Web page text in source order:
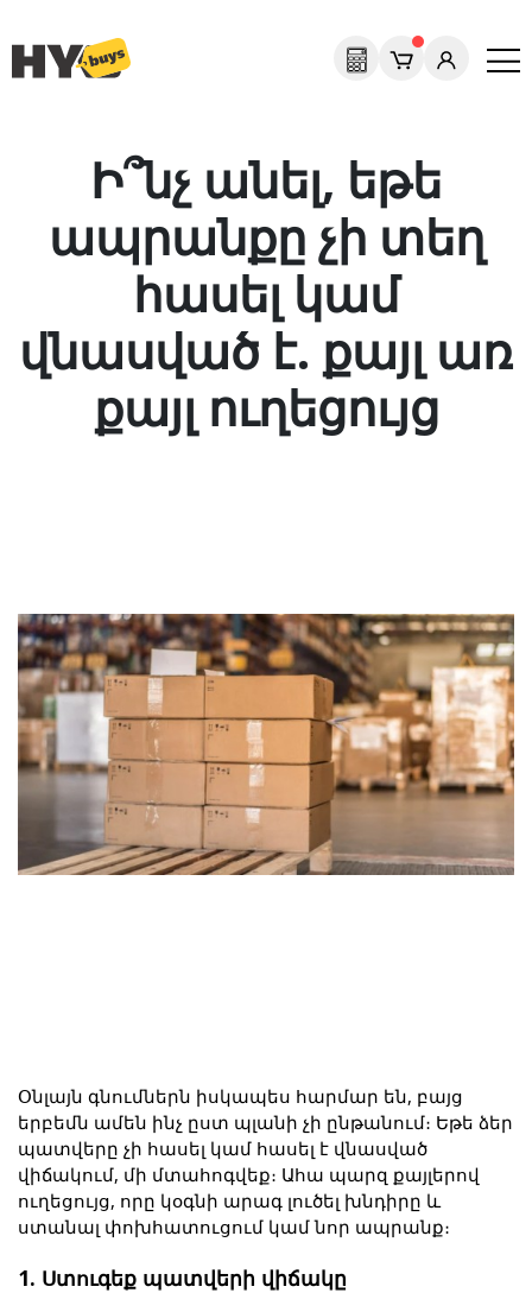
Ի՞նչ անել, եթե
ապրանքը չի տեղ
հասել կամ
վնասված է. քայլ առ
քայլ ուղեցույց
Օնլայն գնումներն իսկապես հարմար են, բայց
երբեմն ամեն ինչ ըստ պլանի չի ընթանում։ Եթե ձեր
պատվերը չի հասել կամ հասել է վնասված
վիճակում, մի մտահոգվեք։ Ահա պարզ քայլերով
ուղեցույց, որը կօգնի արագ լուծել խնդիրը և
ստանալ փոխհատուցում կամ նոր ապրանք։
1. Ստուգեք պատվերի վիճակը